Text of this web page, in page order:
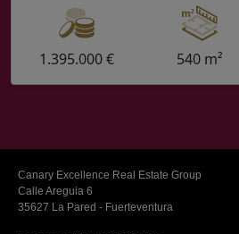
1.395.000 € 540 m²
Canary Excellence Real Estate Group
Calle Areguia 6
35627 La Pared - Fuerteventura